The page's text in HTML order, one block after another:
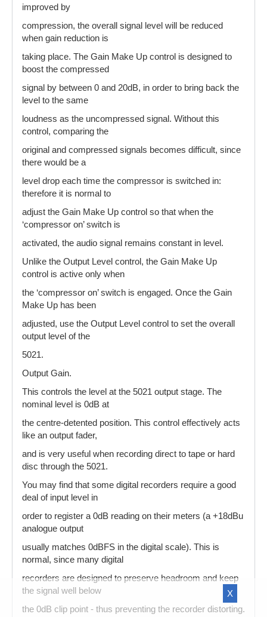
improved by
compression, the overall signal level will be reduced
when gain reduction is
taking place. The Gain Make Up control is designed to
boost the compressed
signal by between 0 and 20dB, in order to bring back the
level to the same
loudness as the uncompressed signal. Without this
control, comparing the
original and compressed signals becomes difficult, since
there would be a
level drop each time the compressor is switched in:
therefore it is normal to
adjust the Gain Make Up control so that when the
‘compressor on’ switch is
activated, the audio signal remains constant in level.
Unlike the Output Level control, the Gain Make Up
control is active only when
the ‘compressor on’ switch is engaged. Once the Gain
Make Up has been
adjusted, use the Output Level control to set the overall
output level of the
5021.
Output Gain.
This controls the level at the 5021 output stage. The
nominal level is 0dB at
the centre-detented position. This control effectively acts
like an output fader,
and is very useful when recording direct to tape or hard
disc through the 5021.
You may find that some digital recorders require a good
deal of input level in
order to register a 0dB reading on their meters (a +18dBu
analogue output
usually matches 0dBFS in the digital scale). This is
normal, since many digital
recorders are designed to preserve headroom and keep
the signal well below
the 0dB clip point - thus preventing the recorder distorting.
X